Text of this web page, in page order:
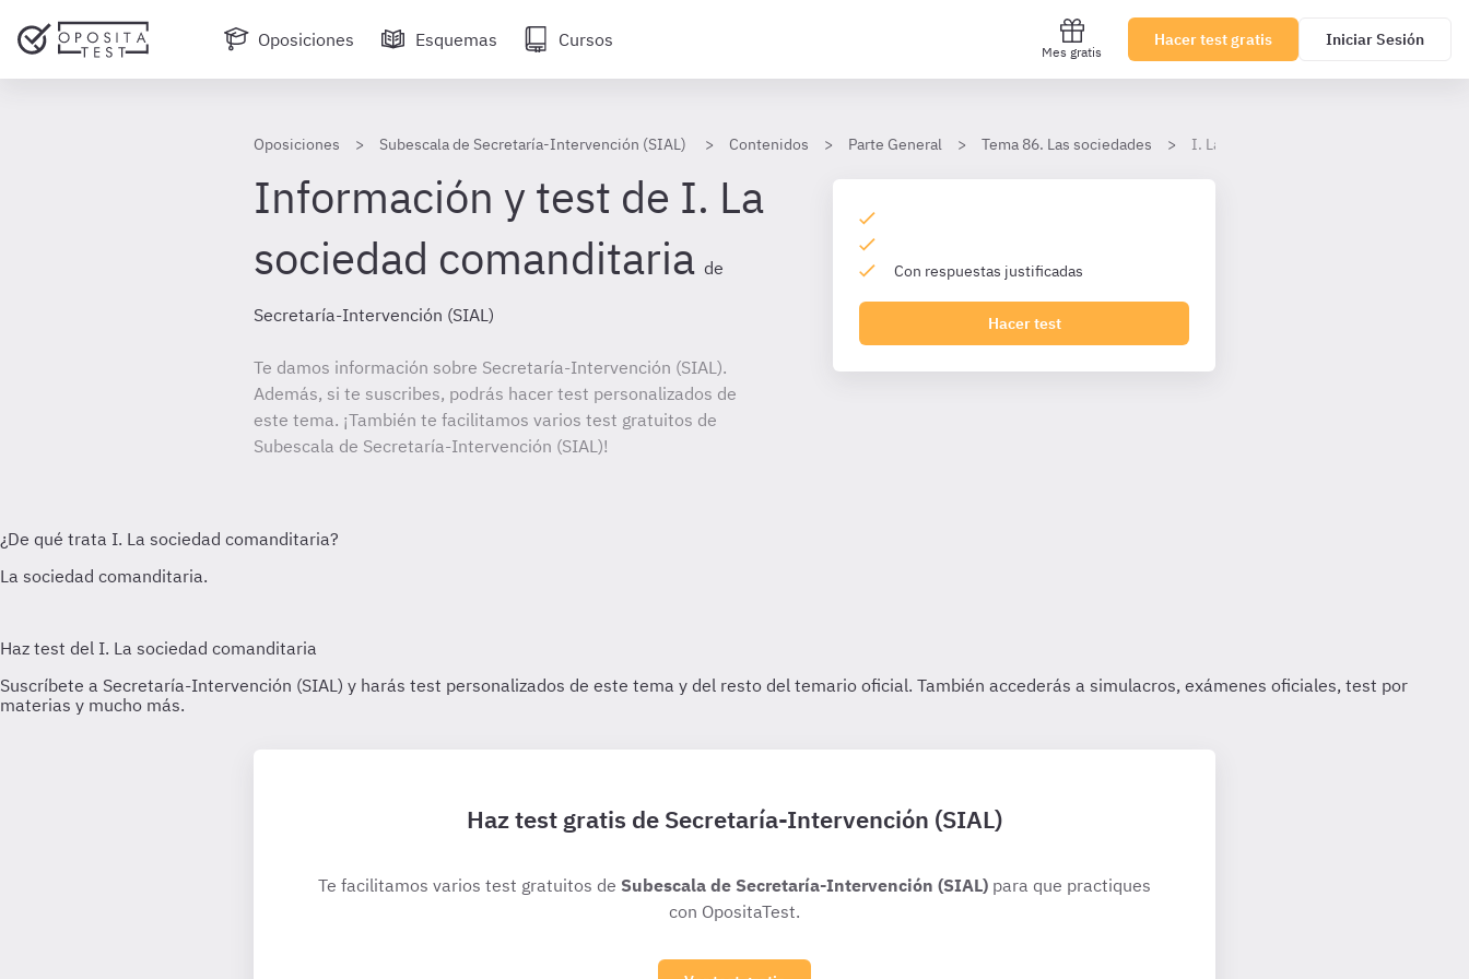
Oposiciones Esquemas Cursos
Mes gratis
Hacer test gratis Iniciar Sesión
Oposiciones Subescala de Secretaría-Intervención (SIAL) Contenidos Parte General Tema 86. Las sociedades I. La sociedad comanditaria
Información y test de I. La
sociedad comanditaria de
Secretaría-Intervención (SIAL)
Te damos información sobre Secretaría-Intervención (SIAL).
Además, si te suscribes, podrás hacer test personalizados de
este tema. ¡También te facilitamos varios test gratuitos de
Subescala de Secretaría-Intervención (SIAL)!
Con respuestas justificadas
Hacer test
Haz test gratis de Secretaría-Intervención (SIAL)
Te facilitamos varios test gratuitos de Subescala de Secretaría-Intervención (SIAL) para que practiques
con OpositaTest.